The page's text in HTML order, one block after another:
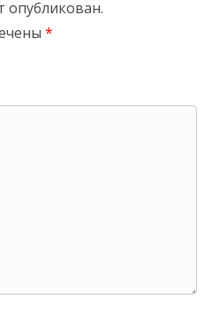
опубликован.
*